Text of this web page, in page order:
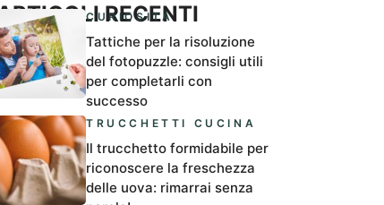
ARTICOLI RECENTI
CURIOSITÀ
Tattiche per la risoluzione
del fotopuzzle: consigli utili
per completarli con
successo
TRUCCHETTI CUCINA
Il trucchetto formidabile per
riconoscere la freschezza
delle uova: rimarrai senza